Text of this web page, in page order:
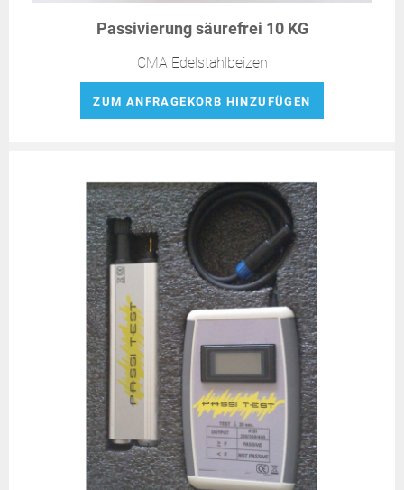
Passivierung säurefrei 10 KG
CMA Edelstahlbeizen
ZUM ANFRAGEKORB HINZUFÜGEN